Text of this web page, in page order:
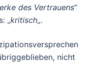
des Vertrauens“
„kritisch„.
nicht